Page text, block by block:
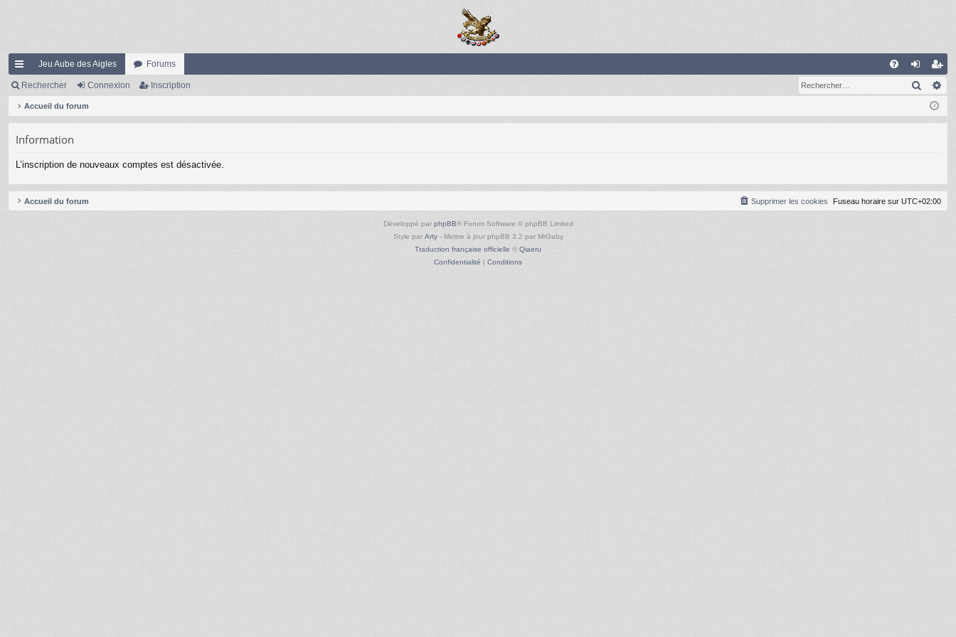
ac
co
s
Jeu Aube des Aigles Forums
on ns
cri
Rechercher Connexion Inscription
Accueil du forum
Information
L’inscription de nouveaux comptes est désactivée.
Accueil du forum Fuseau horaire sur UTC+02:00
Supprimer les cookies
Développé par phpBB® Forum Software © phpBB Limited
Style par Arty- Mettre à jour phpBB 3.2 par MrGaby
Traduction française officielle © Qiaeru
Confidentialité | Conditions